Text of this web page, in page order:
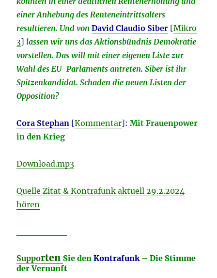
einer Anhebung des Renteneintrittsalters
resultieren. Und vonDavid Claudio Siber [Mikro
3]lassen wir uns das Aktionsbündnis Demokratie
vorstellen. Das will mit einer eigenen Liste zur
Wahl des EU-Parlaments antreten. Siber ist ihr
Spitzenkandidat. Schaden dieneuen Listen der
Opposition?
Cora Stephan [Kommentar]:Mit Frauenpower
in den Krieg
Download.mp3
Quelle Zitat & Kontrafunk aktuell 29.2.2024
hören
SupportenSie denKontrafunk– Die Stimme
der Vernunft